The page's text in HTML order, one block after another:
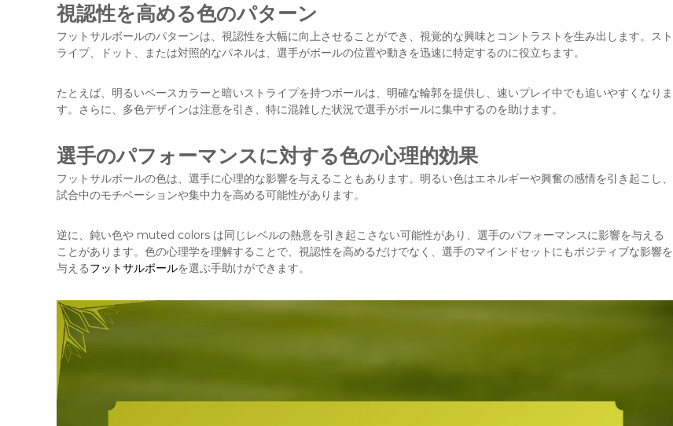
視認性を高める色のパターン
フットサルボールのパターンは、視認性を大幅に向上させることができ、視覚的な興味とコントラストを生み出します。スト
ライプ、ドット、または対照的なパネルは、選手がボールの位置や動きを迅速に特定するのに役立ちます。
たとえば、明るいベースカラーと暗いストライプを持つボールは、明確な輪郭を提供し、速いプレイ中でも追いやすくなりま
す。さらに、多色デザインは注意を引き、特に混雑した状況で選手がボールに集中するのを助けます。
選手のパフォーマンスに対する色の心理的効果
フットサルボールの色は、選手に心理的な影響を与えることもあります。明るい色はエネルギーや興奮の感情を引き起こし、
試合中のモチベーションや集中力を高める可能性があります。
逆に、鈍い色や muted colors は同じレベルの熱意を引き起こさない可能性があり、選手のパフォーマンスに影響を与える
ことがあります。色の心理学を理解することで、視認性を高めるだけでなく、選手のマインドセットにもポジティブな影響を
与えるフットサルボールを選ぶ手助けができます。